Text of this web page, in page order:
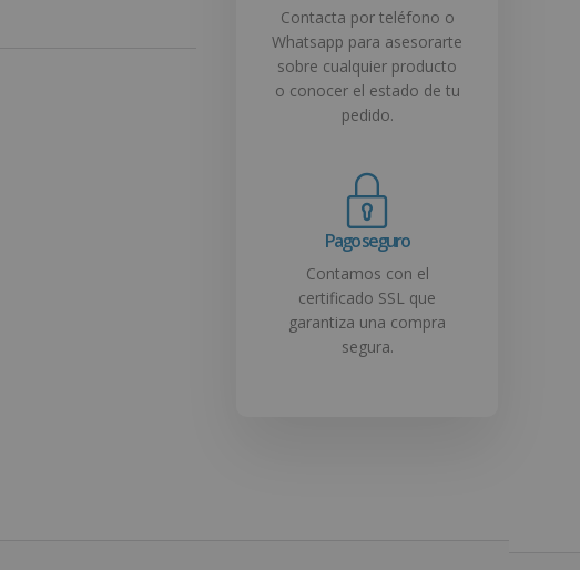
Contacta por teléfono o
Whatsapp para asesorarte
sobre cualquier producto
o conocer el estado de tu
pedido.
Pago seguro
Contamos con el
certificado SSL que
garantiza una compra
segura.